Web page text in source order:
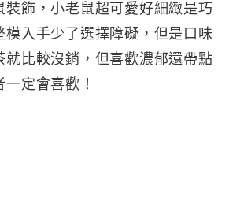
裝飾，小老鼠超可愛好細緻是巧
模入手少了選擇障礙，但是口味
就比較沒銷，但喜歡濃郁還帶點
定會喜歡！